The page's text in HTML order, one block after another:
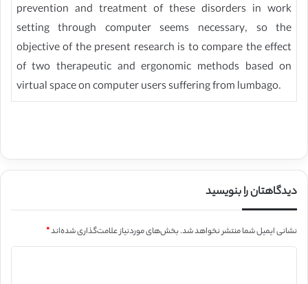
prevention and treatment of these disorders in work
setting through computer seems necessary, so the
objective of the present research is to compare the effect
of two therapeutic and ergonomic methods based on
virtual space on computer users suffering from lumbago.
دیدگاهتان را بنویسید
نشانی ایمیل شما منتشر نخواهد شد.بخش‌های موردنیاز علامت‌گذاری شده‌اند*